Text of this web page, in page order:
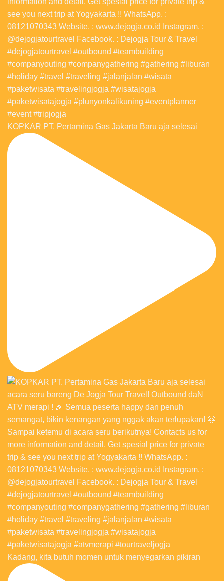
KOPKAR PT. Pertamina Gas Jakarta Baru aja selesai
Kadang, kita butuh momen untuk menyegarkan pikiran